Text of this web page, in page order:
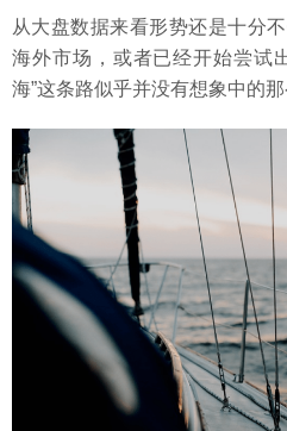
从大盘数据来看形势还是十分
海外市场，或者已经开始尝试
海”这条路似乎并没有想象中的那